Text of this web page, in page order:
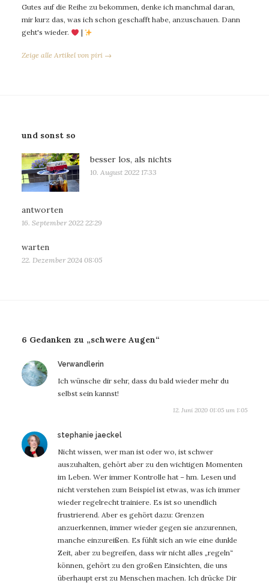
Gutes auf die Reihe zu bekommen, denke ich manchmal daran,
mir kurz das, was ich schon geschafft habe, anzuschauen. Dann
geht's wieder.
|
Zeige alle Artikel von piri →
und sonst so
besser los, als nichts
10. August 2022 17:33
antworten
16. September 2022 22:29
warten
22. Dezember 2024 08:05
6 Gedanken zu „schwere Augen“
Verwandlerin
Ich wünsche dir sehr, dass du bald wieder mehr du
selbst sein kannst!
12. Juni 2020 01:05 um 1:05
stephanie jaeckelsagt:
Nicht wissen, wer man ist oder wo, ist schwer
auszuhalten, gehört aber zu den wichtigen Momenten
im Leben. Wer immer Kontrolle hat – hm. Lesen und
nicht verstehen zum Beispiel ist etwas, was ich immer
wieder regelrecht trainiere. Es ist so unendlich
frustrierend. Aber es gehört dazu: Grenzen
anzuerkennen, immer wieder gegen sie anzurennen,
manche einzureißen. Es fühlt sich an wie eine dunkle
Zeit, aber zu begreifen, dass wir nicht alles „regeln“
können, gehört zu den großen Einsichten, die uns
überhaupt erst zu Menschen machen. Ich drücke Dir